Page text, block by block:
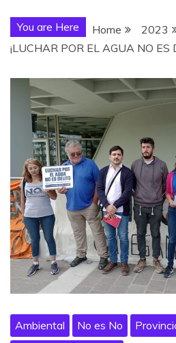
You are Here Home 2023
¡LUCHAR POR EL AGUA NO ES
Ambiental No es No